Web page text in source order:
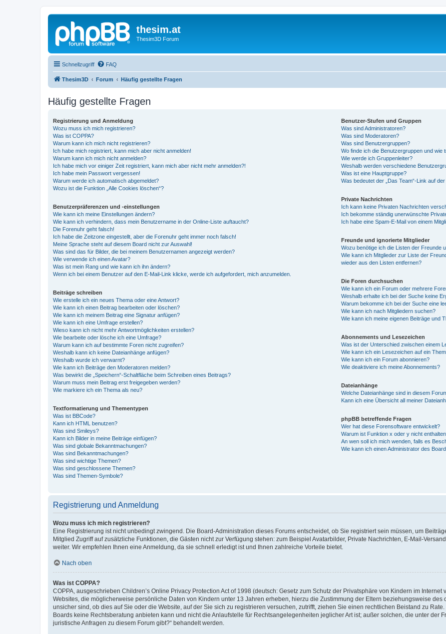
thesim.at
Thesim3D Forum
Schnellzugriff FAQ
Thesim3D Forum Häufig gestellte Fragen
Häufig gestellte Fragen
Registrierung und Anmeldung
Wozu muss ich mich registrieren?
Was ist COPPA?
Warum kann ich mich nicht registrieren?
Ich habe mich registriert, kann mich aber nicht anmelden!
Warum kann ich mich nicht anmelden?
Ich habe mich vor einiger Zeit registriert, kann mich aber nicht mehr anmelden?!
Ich habe mein Passwort vergessen!
Warum werde ich automatisch abgemeldet?
Wozu ist die Funktion „Alle Cookies löschen“?
Benutzerpräferenzen und -einstellungen
Wie kann ich meine Einstellungen ändern?
Wie kann ich verhindern, dass mein Benutzername in der Online-Liste auftaucht?
Die Forenuhr geht falsch!
Ich habe die Zeitzone eingestellt, aber die Forenuhr geht immer noch falsch!
Meine Sprache steht auf diesem Board nicht zur Auswahl!
Was sind das für Bilder, die bei meinem Benutzernamen angezeigt werden?
Wie verwende ich einen Avatar?
Was ist mein Rang und wie kann ich ihn ändern?
Wenn ich bei einem Benutzer auf den E-Mail-Link klicke, werde ich aufgefordert, mich anzumelden.
Beiträge schreiben
Wie erstelle ich ein neues Thema oder eine Antwort?
Wie kann ich einen Beitrag bearbeiten oder löschen?
Wie kann ich meinem Beitrag eine Signatur anfügen?
Wie kann ich eine Umfrage erstellen?
Wieso kann ich nicht mehr Antwortmöglichkeiten erstellen?
Wie bearbeite oder lösche ich eine Umfrage?
Warum kann ich auf bestimmte Foren nicht zugreifen?
Weshalb kann ich keine Dateianhänge anfügen?
Weshalb wurde ich verwarnt?
Wie kann ich Beiträge den Moderatoren melden?
Was bewirkt die „Speichern“-Schaltfläche beim Schreiben eines Beitrags?
Warum muss mein Beitrag erst freigegeben werden?
Wie markiere ich ein Thema als neu?
Textformatierung und Thementypen
Was ist BBCode?
Kann ich HTML benutzen?
Was sind Smileys?
Kann ich Bilder in meine Beiträge einfügen?
Was sind globale Bekanntmachungen?
Was sind Bekanntmachungen?
Was sind wichtige Themen?
Was sind geschlossene Themen?
Was sind Themen-Symbole?
Benutzer-Stufen und Gruppen
Was sind Administratoren?
Was sind Moderatoren?
Was sind Benutzergruppen?
Wo finde ich die Benutzergruppen und wie
Wie werde ich Gruppenleiter?
Weshalb werden verschiedene
Was ist eine Hauptgruppe?
Was bedeutet der „Das Team“-Link auf
Private Nachrichten
Ich kann keine Privaten Nachrichten
Ich bekomme ständig unerwünschte
Ich habe eine Spam-E-Mail von einem
Freunde und ignorierte Mitglieder
Wozu benötige ich die Listen der Freunde
Wie kann ich Mitglieder zur Liste der
wieder aus den Listen entfernen?
Die Foren durchsuchen
Wie kann ich ein Forum oder mehrere
Weshalb erhalte ich bei der Suche keine
Warum bekomme ich bei der Suche eine
Wie kann ich nach Mitgliedern suchen?
Wie kann ich meine eigenen Beiträge und
Abonnements und Lesezeichen
Was ist der Unterschied zwischen einem
Wie kann ich ein Lesezeichen auf ein
Wie kann ich ein Forum abonnieren?
Wie deaktiviere ich meine Abonnements?
Dateianhänge
Welche Dateianhänge sind in diesem
Kann ich eine Übersicht all meiner
phpBB betreffende Fragen
Wer hat diese Forensoftware entwickelt?
Warum ist Funktion x oder y nicht
An wen soll ich mich wenden, falls es
Wie kann ich einen Administrator des
Registrierung und Anmeldung
Wozu muss ich mich registrieren?
Eine Registrierung ist nicht unbedingt zwingend. Die Board-Administration dieses Forums entscheidet, ob Sie registriert sein müssen, um
Mitglied Zugriff auf zusätzliche Funktionen, die Gästen nicht zur Verfügung stehen: zum Beispiel Avatarbilder, Private Nachrichten, E-Mail-
weiter. Wir empfehlen Ihnen eine Anmeldung, da sie schnell erledigt ist und Ihnen zahlreiche Vorteile bietet.
Nach oben
Was ist COPPA?
COPPA, ausgeschrieben Children’s Online Privacy Protection Act of 1998 (deutsch: Gesetz zum Schutz der Privatsphäre von Kindern im
Websites, die möglicherweise persönliche Daten von Kindern unter 13 Jahren erheben, hierzu die Zustimmung der Eltern beziehungsweise
unsicher sind, ob dies auf Sie oder die Website, auf der Sie sich zu registrieren versuchen, zutrifft, ziehen Sie einen rechtlichen Beistand zu
Boards keine Rechtsberatung anbieten kann und nicht die Anlaufstelle für Rechtsangelegenheiten jeglicher Art ist; außer solchen, die unter der
juristische Anfragen zu diesem Forum gibt?“ behandelt werden.